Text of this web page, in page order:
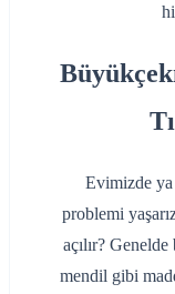
Evimizde ya
problemi
açılır? Genelde
mendil gibi